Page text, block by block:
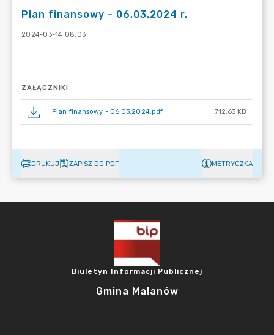
Plan finansowy - 06.03.2024 r.
2024-03-14 08:03
ZAŁĄCZNIKI
Plan finansowy - 06.03.2024.pdf 712.63 KB
DRUKUJ ZAPISZ DO PDF METRYCZKA
Biuletyn Informacji Publicznej
Gmina Malanów